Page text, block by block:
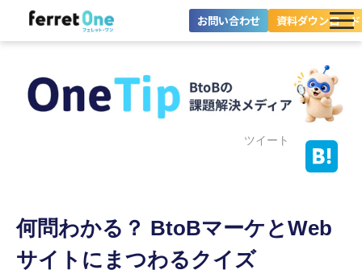
お問い合わせ 資料ダウンロード
ツール・機能一覧
料金プラン
セミナー
ツイート
何問わかる？ BtoBマーケとWeb
サイトにまつわるクイズ